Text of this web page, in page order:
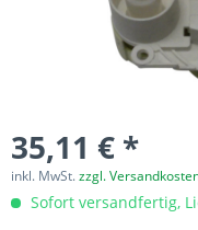
35,11 € *
inkl. MwSt.zzgl.
Sofort versandfertig,